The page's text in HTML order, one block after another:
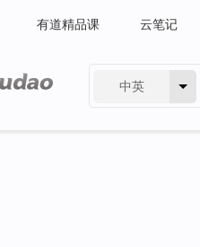
有道精品课 云笔记
中英